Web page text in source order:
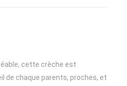
cette crèche est
de chaque parents, proches, et